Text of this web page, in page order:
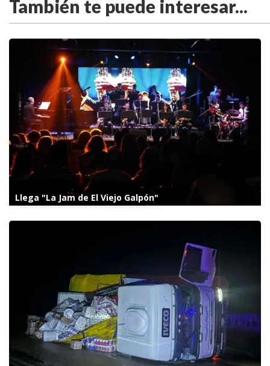
También te puede interesar...
Llega "La Jam de El Viejo Galpón"